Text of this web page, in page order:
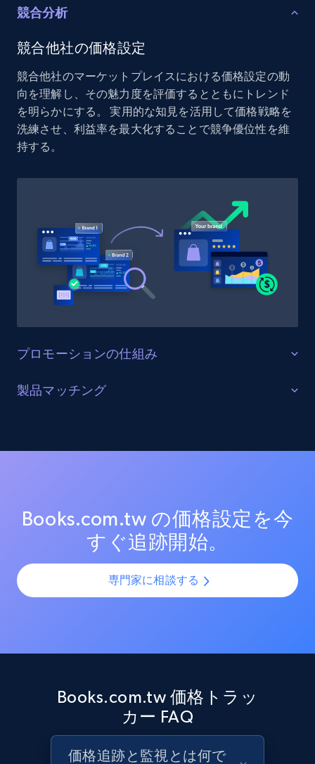
URL, Product id, Listing inventory id, Title, Rating,
price, and more.
1.9K+ 323+ 今すぐ始める
Etsy - Collect data on products using
Reviews count shop, Reviews count item, Initial
price, and more.
1.9K+ 323+ 今すぐ始める
Etsy - Collects data from shop's URL
URL, Product id, Listing inventory id, Title, Rating,
Reviews count shop, Reviews count item, Initial
Asin, URL, Name, Sponsored, Initial price, Final
price, Currency, Sold, and more.
1.6K+ 181+ 今すぐ始める
URL, Product id, Title, Product description,
175+ 今すぐ始める
競合分析
競合他社の価格設定
競合他社のマーケットプレイスにおける価格設定の動
向を理解し、その魅力度を評価するとともにトレンド
を明らかにする。 実用的な知見を活用して価格戦略を
洗練させ、利益率を最大化することで競争優位性を維
持する。
プロモーションの仕組み
販売を最適化する
測定する。効果的なプロモーション戦術と新興トレン
製品マッチング
SKUやバリエーションを複数チャネルで最適化し、製品
トフォームで一貫性と正確性を確保します。
Books.com.tw の価格設定を今
すぐ追跡開始。
専門家に相談する
Books.com.tw 価格トラッ
カー FAQ
価格追跡と監視とは何で